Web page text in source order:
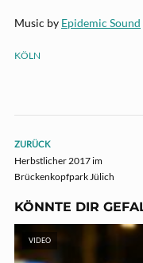
Music by Epidemic Sound
KÖLN
ZURÜCK
Herbstlicher 2017 im
Brückenkopfpark Jülich
KÖNNTE DIR
VIDEO